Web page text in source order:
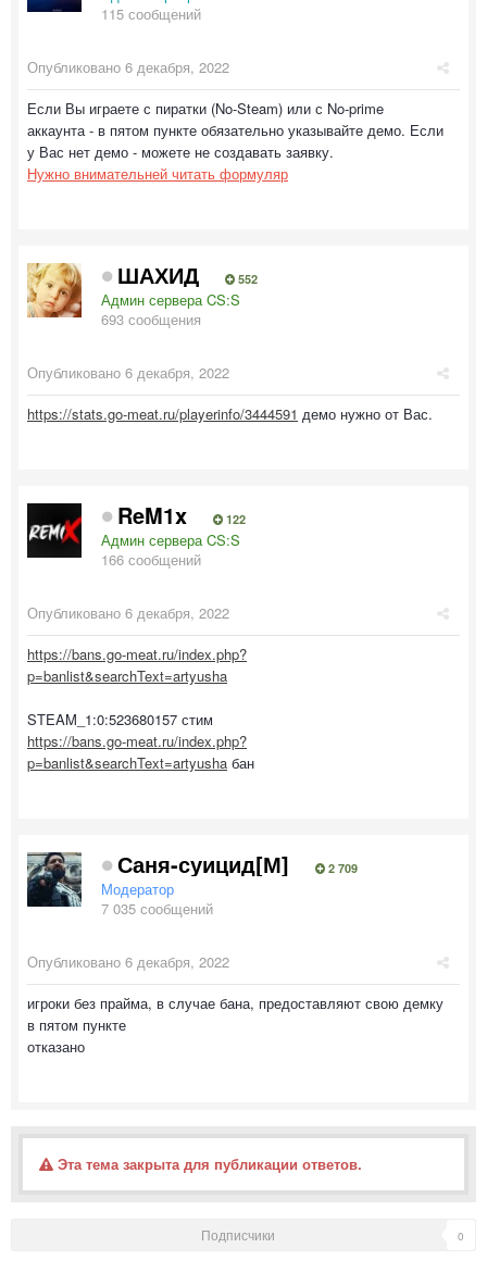
115 сообщений
Опубликовано 6 декабря, 2022
Если Вы играете с пиратки (No-Steam) или с No-prime
аккаунта - в пятом пункте обязательно указывайте демо. Если
у Вас нет демо - можете не создавать заявку.
Нужно внимательней читать формуляр
ШАХИД 552
Админ сервера CS:S
693 сообщения
Опубликовано 6 декабря, 2022
https://stats.go-meat.ru/playerinfo/3444591 демо нужно от Вас.
ReM1x 122
Админ сервера CS:S
166 сообщений
Опубликовано 6 декабря, 2022
https://bans.go-meat.ru/index.php?
p=banlist&searchText=artyusha
STEAM_1:0:523680157 стим
https://bans.go-meat.ru/index.php?
p=banlist&searchText=artyusha бан
Саня-суицид[М] 2 709
Модератор
7 035 сообщений
Опубликовано 6 декабря, 2022
игроки без прайма, в случае бана, предоставляют свою демку
в пятом пункте
отказано
Эта тема закрыта для публикации ответов.
Подписчики 0